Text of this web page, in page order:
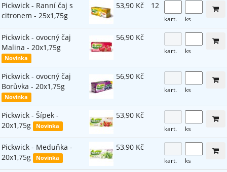
Pickwick - Ranní čaj s
citronem - 25x1,75g
53,90 Kč 12
kart. ks
Pickwick - ovocný čaj
Malina - 20x1,75g
Novinka
56,90 Kč
kart. ks
Pickwick - ovocný čaj
Borůvka - 20x1,75g
Novinka
56,90 Kč
kart. ks
Pickwick - Šípek -
20x1,75g
Novinka
53,90 Kč
kart. ks
Pickwick - Meduňka -
20x1,75g
Novinka
53,90 Kč
kart. ks